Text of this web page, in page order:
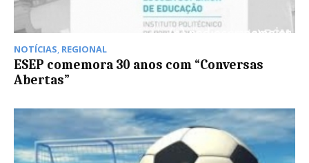
NOTÍCIAS, REGIONAL
ESEP comemora 30 anos com “Conversas
Abertas”